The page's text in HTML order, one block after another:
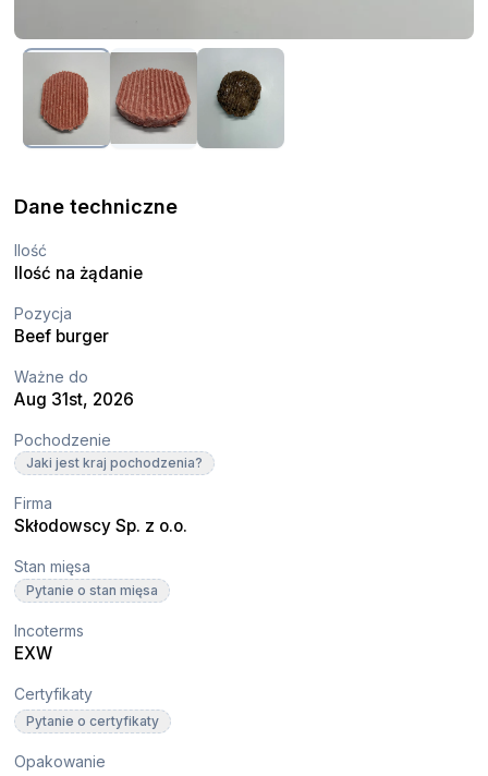
Dane techniczne
Ilość
Ilość na żądanie
Pozycja
Beef burger
Ważne do
Aug 31st, 2026
Pochodzenie
Jaki jest kraj pochodzenia?
Firma
Skłodowscy Sp. z o.o.
Stan mięsa
Pytanie o stan mięsa
Incoterms
EXW
Certyfikaty
Pytanie o certyfikaty
Opakowanie